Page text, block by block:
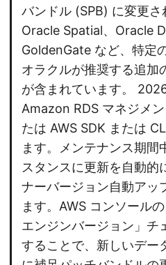
バンドル (SPB) に変更さ
Oracle Spatial、Oracle
GoldenGate など、特定
オラクルが推奨する追加
が含まれています。
Amazon RDS マネジメ
たは AWS SDK または
ます。メンテナンス期間
スタンスに更新を自動的
ナーバージョン自動アッ
ます。AWS コンソール
エンジンバージョン」チ
することで、新しいデー